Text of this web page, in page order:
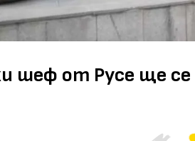
шеф от Русе ще се